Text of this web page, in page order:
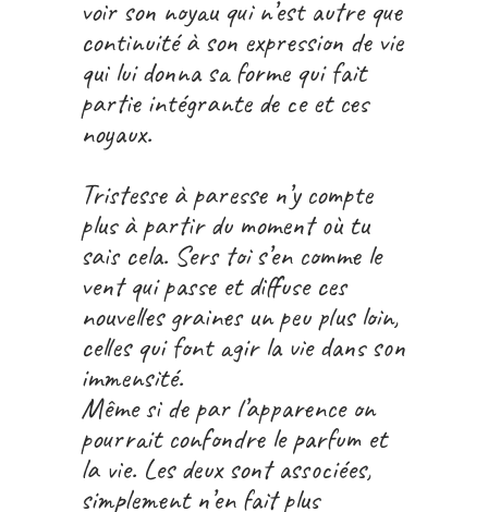
voir son noyau qui n’est autre que
continuité à son expression de vie
qui lui donna sa forme qui fait
partie intégrante de ce et ces
noyaux.
Tristesse à paresse n’y compte
plus à partir du moment où tu
sais cela. Sers toi s’en comme le
vent qui passe et diffuse ces
nouvelles graines un peu plus loin,
celles qui font agir la vie dans son
immensité.
Même si de par l’apparence on
pourrait confondre le parfum et
la vie. Les deux sont associées,
simplement n’en fait plus